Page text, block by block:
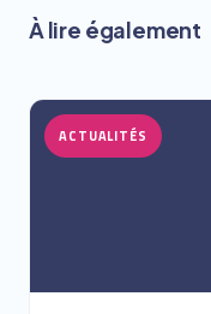
À lire également
ACTUALITÉS